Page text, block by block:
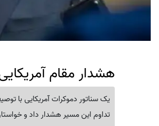
هشدار مقام
یک سناتور دموکرات آمریکایی با
تداوم این مسیر هشدار داد و